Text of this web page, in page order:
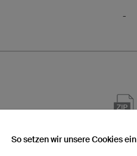
-
So setzen wir unsere Cookies ein